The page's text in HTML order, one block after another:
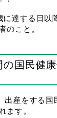
達する日以
のこと。
の国民健
出産をする国
ます。